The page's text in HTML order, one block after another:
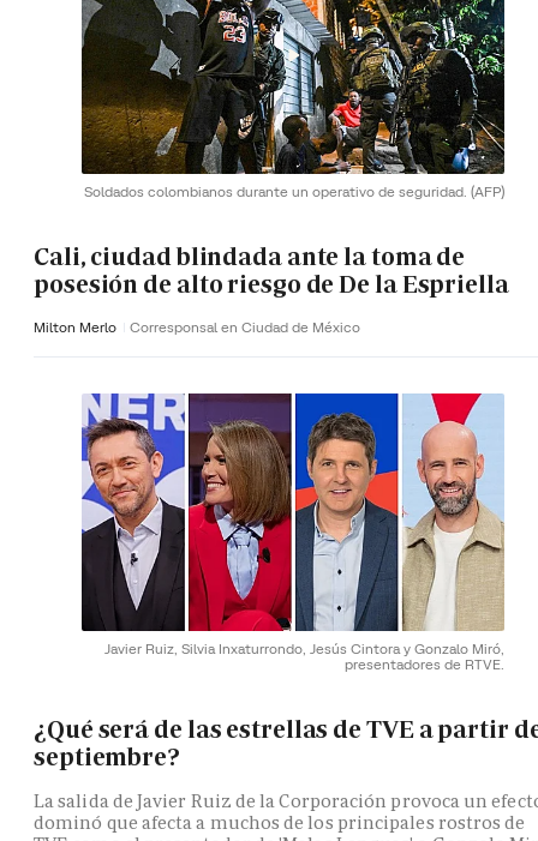
Soldados colombianos durante un operativo de seguridad. (AFP)
Cali, ciudad blindada ante la toma de
posesión de alto riesgo de De la Espriella
Milton Merlo Corresponsal en Ciudad de México
Javier Ruiz, Silvia Inxaturrondo, Jesús Cintora y Gonzalo Miró,
presentadores de RTVE.
¿Qué será de las estrellas de TVE a partir
septiembre?
La salida de Javier Ruiz de la Corporación provoca un
dominó que afecta a muchos de los principales rostros de